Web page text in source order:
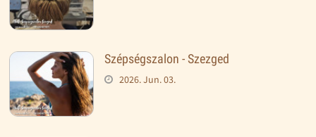
Szépségszalon - Szezged
2026. Jun. 03.